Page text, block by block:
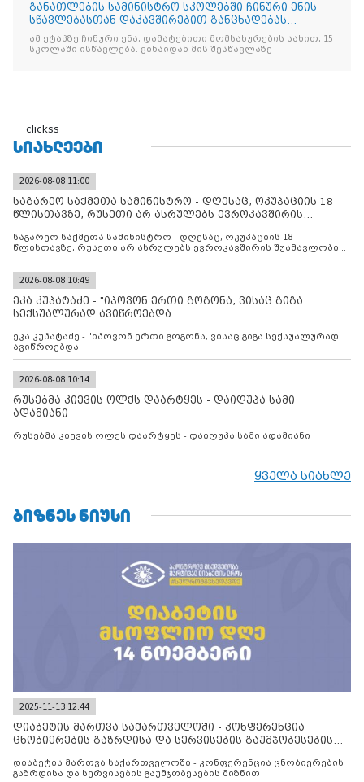
განათლების სამინისტრო სკოლებში ჩინური ენის
სწავლებასთან დაკავშირებით განცხადებას
ავრცელებს
ამ ეტაპზე ჩინური ენა, დამატებითი მომსახურების სახით, 15
სკოლაში ისწავლება. ვინაიდან მის შესწავლაზე
clickss
ᲡᲘᲐᲮᲚᲔᲔᲑᲘ
2026-08-08 11:00
საგარეო საქმეთა სამინისტრო - დღესაც, ოკუპაციის 18
წლისთავზე, რუსეთი არ ასრულებს ევროკავშირის
საგარეო საქმეთა სამინისტრო - დღესაც, ოკუპაციის 18
წლისთავზე, რუსეთი არ ასრულებს ევროკავშირის შუამავლობით
დადებულ 2008 წლის 12 აგვისტოს ცეცხლის შეწყვეტის
კონტროლს ოკუპირებულ რეგიონებში, აგრძელებს მათი
მილიტარიზაციის პროცესს და აქტიურად დგამს ნაბიჯებს მათი
ფაქტობრივი ანექსიისკენ
2026-08-08 10:49
ეკა კუპატაძე - "იპოვონ ერთი გოგონა, ვისაც გიგა
სექსუალურად ავიწროებდა
ეკა კუპატაძე - "იპოვონ ერთი გოგონა, ვისაც გიგა სექსუალურად
ავიწროებდა
2026-08-08 10:14
რუსებმა კიევის ოლქს დაარტყეს - დაიღუპა სამი
ადამიანი
რუსებმა კიევის ოლქს დაარტყეს - დაიღუპა სამი ადამიანი
ყველა სიახლე
ᲑᲘᲖᲜᲔᲡ ᲜᲘᲣᲡᲘ
2025-11-13 12:44
დიაბეტის მართვა საქართველოში - კონფერენცია
ცნობიერების გაზრდისა და სერვისების გაუმჯობესების
დიაბეტის მართვა საქართველოში - კონფერენცია ცნობიერების
გაზრდისა და სერვისების გაუმჯობესების მიზნით